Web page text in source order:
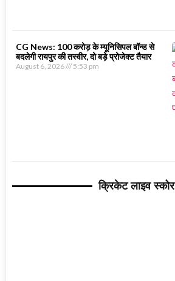
CG News: 100 करोड़ के म्यूनिसिपल बॉन्ड से
बदलेगी रायपुर की तस्वीर, दो बड़े प्रोजेक्ट तैयार
August 6, 2026 5:53 pm
क्रिकेट लाइव स्कोर